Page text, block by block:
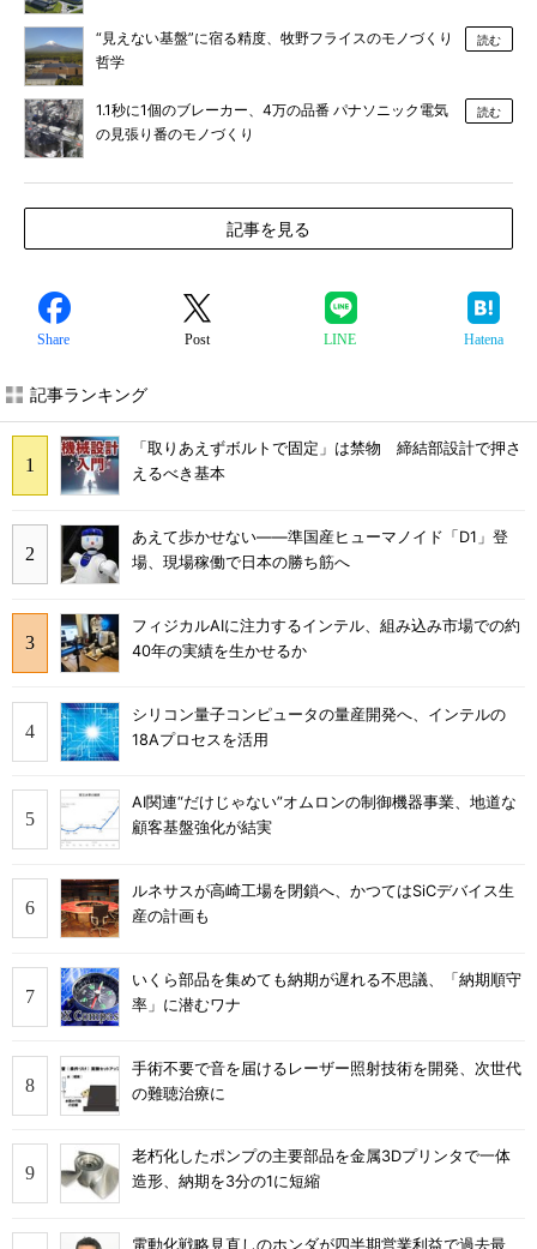
“見えない基盤”に宿る精度、牧野フライスのモノづくり
哲学
読む
1.1秒に1個のブレーカー、4万の品番 パナソニック電気
の見張り番のモノづくり
読む
記事を見る
Share Post LINE Hatena
記事ランキング
「取りあえずボルトで固定」は禁物 締結部設計で押さ
えるべき基本
あえて歩かせない――準国産ヒューマノイド「D1」登
場、現場稼働で日本の勝ち筋へ
フィジカルAIに注力するインテル、組み込み市場での約
40年の実績を生かせるか
シリコン量子コンピュータの量産開発へ、インテルの
18Aプロセスを活用
AI関連“だけじゃない”オムロンの制御機器事業、地道な
顧客基盤強化が結実
ルネサスが高崎工場を閉鎖へ、かつてはSiCデバイス生
産の計画も
いくら部品を集めても納期が遅れる不思議、「納期順守
率」に潜むワナ
手術不要で音を届けるレーザー照射技術を開発、次世代
の難聴治療に
老朽化したポンプの主要部品を金属3Dプリンタで一体
造形、納期を3分の1に短縮
電動化戦略見直しのホンダが四半期営業利益で過去最